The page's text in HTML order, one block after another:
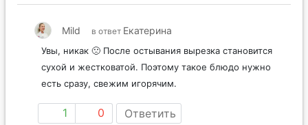
Mild в ответ Екатерина
Увы, никак 🙁 После остывания вырезка становится
сухой и жестковатой. Поэтому такое блюдо нужно
есть сразу, свежим игорячим.
1 0 Ответить